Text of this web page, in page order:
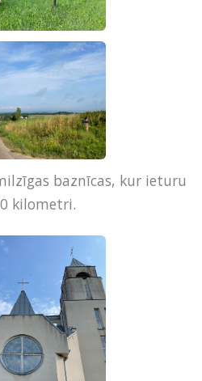
baznīcas, kur ieturu
kilometri.